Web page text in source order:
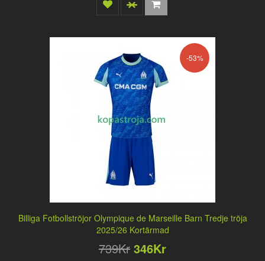
-53%
Billiga Fotbollströjor Olympique de Marseille Barn Tredje tröja
2025/26 Kortärmad
739Kr 346Kr